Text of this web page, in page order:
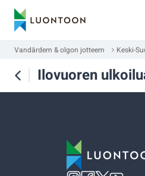
Vandârdem & olgon jotteem Keski-
Ilovuoren